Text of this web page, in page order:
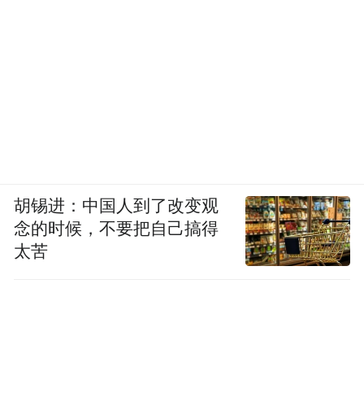
胡锡进：中国人到了改变观
念的时候，不要把自己搞得
太苦